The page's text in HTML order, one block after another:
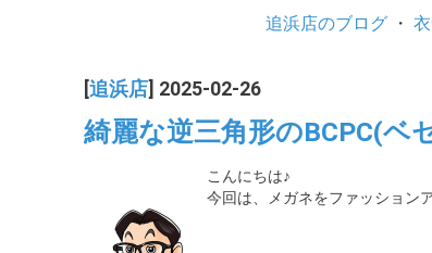
追浜店のブログ ・
追浜店 ] 2025-02-26
綺麗な逆三角形のBCPC(ベ
こんにちは♪
今回は、メガネをファッション